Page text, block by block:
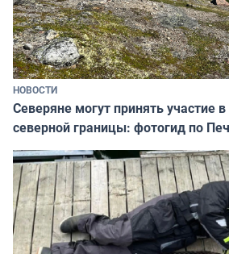
НОВОСТИ
Северяне могут принять участие
северной границы: фотогид по